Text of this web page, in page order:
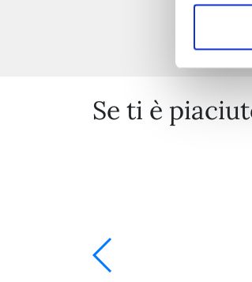
Se ti è